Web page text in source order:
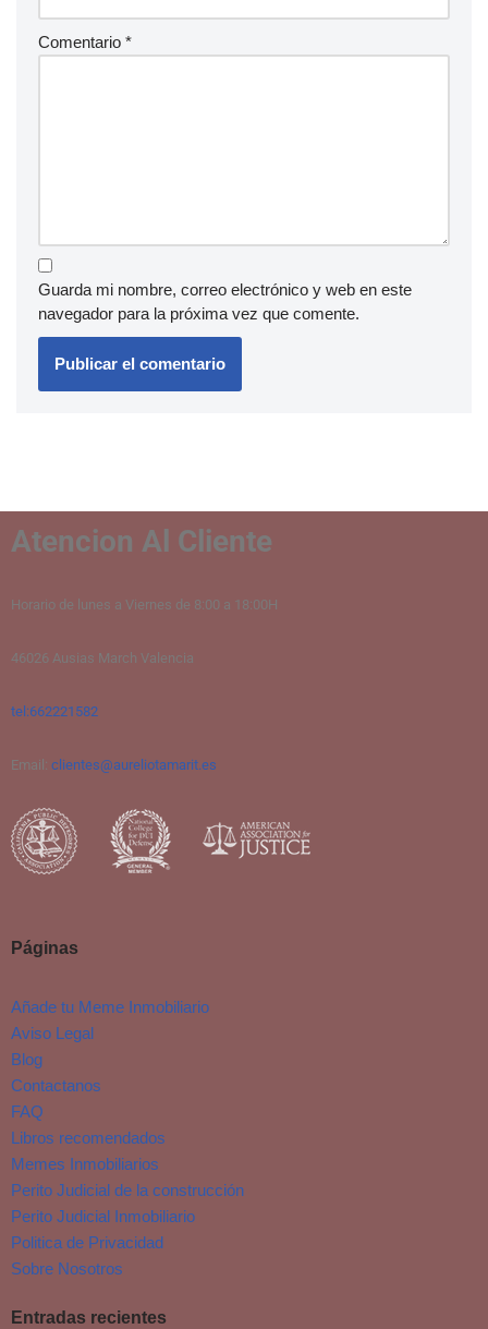
Comentario *
Guarda mi nombre, correo electrónico y web en este
navegador para la próxima vez que comente.
Atencion Al Cliente
Horario de lunes a Viernes de 8:00 a 18:00H
46026 Ausias March Valencia
tel:662221582
Email: clientes@aureliotamarit.es
Páginas
Añade tu Meme Inmobiliario
Aviso Legal
Blog
Contactanos
FAQ
Libros recomendados
Memes Inmobiliarios
Perito Judicial de la construcción
Perito Judicial Inmobiliario
Politica de Privacidad
Sobre Nosotros
Entradas recientes